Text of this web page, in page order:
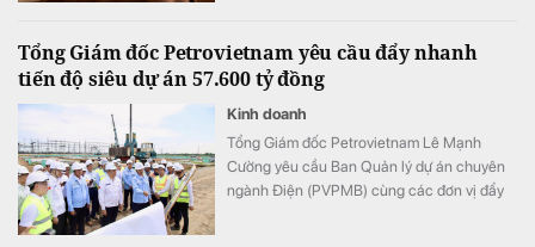
những đặc quyền cao nhất.
Tổng Giám đốc Petrovietnam yêu cầu đẩy nhanh
tiến độ siêu dự án 57.600 tỷ đồng
Kinh doanh
Tổng Giám đốc Petrovietnam Lê Mạnh
Cường yêu cầu Ban Quản lý dự án chuyên
ngành Điện (PVPMB) cùng các đơn vị đẩy